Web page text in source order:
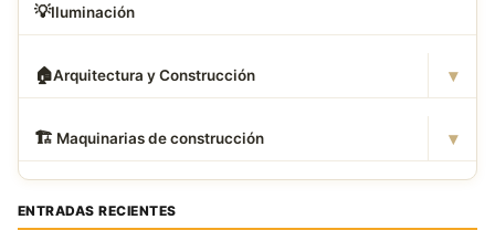
💡Iluminación
🏠Arquitectura y Construcción ▾
🏗 ️ Maquinarias de construcción ▾
ENTRADAS RECIENTES